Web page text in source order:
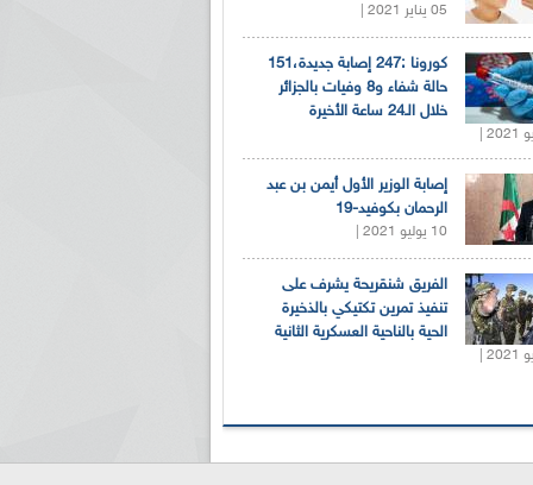
05 يناير 2021 |
كورونا :247 إصابة جديدة،151
حالة شفاء و8 وفيات بالجزائر
خلال الـ24 ساعة الأخيرة
إصابة الوزير الأول أيمن بن عبد
الرحمان بكوفيد-19
10 يوليو 2021 |
الفريق شنقريحة يشرف على
تنفيذ تمرين تكتيكي بالذخيرة
الحية بالناحية العسكرية الثانية